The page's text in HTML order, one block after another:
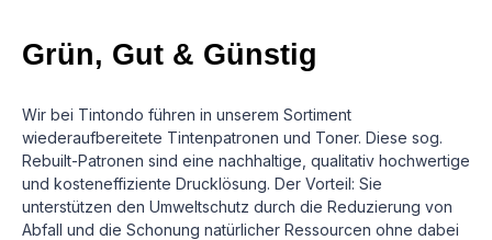
Grün, Gut & Günstig
Wir bei Tintondo führen in unserem Sortiment
wiederaufbereitete Tintenpatronen und Toner. Diese sog.
Rebuilt-Patronen sind eine nachhaltige, qualitativ hochwertige
und kosteneffiziente Drucklösung. Der Vorteil: Sie
unterstützen den Umweltschutz durch die Reduzierung von
Abfall und die Schonung natürlicher Ressourcen ohne dabei